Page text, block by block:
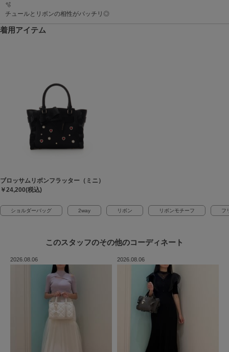
🫧
チュールとリボンの相性がバッチリ◎
着用アイテム
ブロッサムリボンフラッター（ミニ）
￥24,200(税込)
ショルダーバッグ 2way リボン リボンモチーフ フ
このスタッフのその他のコーディネート
2026.08.06 2026.08.06